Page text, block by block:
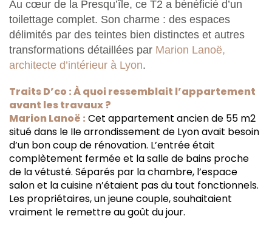
Au cœur de la Presqu’île, ce T2 a bénéficié d’un
toilettage complet. Son charme : des espaces
délimités par des teintes bien distinctes et autres
transformations détaillées par Marion Lanoë,
architecte d’intérieur à Lyon.
Traits D’co : À quoi ressemblait l’appartement
avant les travaux ?
Marion Lanoë : Cet appartement ancien de 55 m2
situé dans le IIe arrondissement de Lyon avait besoin
d’un bon coup de rénovation. L’entrée était
complètement fermée et la salle de bains proche
de la vétusté. Séparés par la chambre, l’espace
salon et la cuisine n’étaient pas du tout fonctionnels.
Les propriétaires, un jeune couple, souhaitaient
vraiment le remettre au goût du jour.